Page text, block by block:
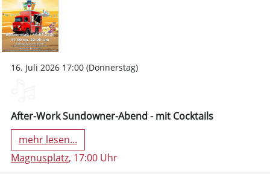
16. Juli 2026 17:00 (Donnerstag)
After-Work Sundowner-Abend - mit Cocktails
mehr lesen...
Magnusplatz, 17:00 Uhr